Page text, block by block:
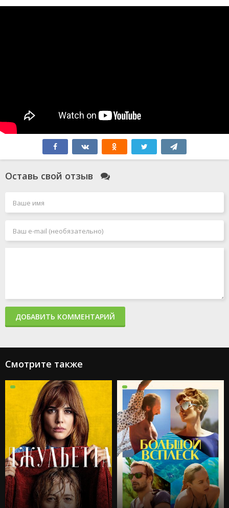
Оставь свой отзыв
ДОБАВИТЬ КОММЕНТАРИЙ
Смотрите также